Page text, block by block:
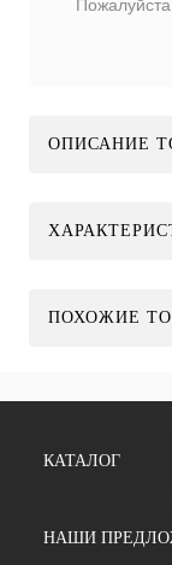
ОПИСАНИЕ
ПОХОЖИЕ
КАТАЛОГ
НАШИ